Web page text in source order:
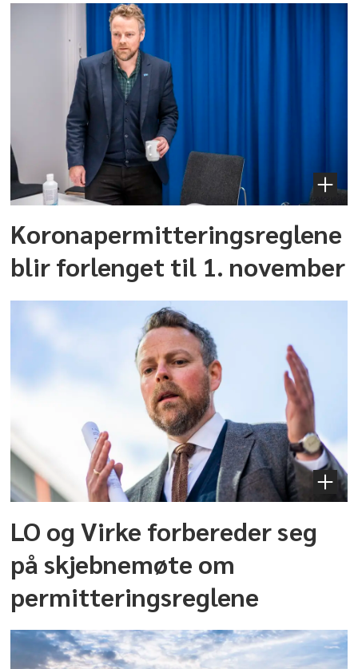
Koronapermitteringsreglene
blir forlenget til 1. november
LO og Virke forbereder seg
på skjebnemøte om
permitteringsreglene